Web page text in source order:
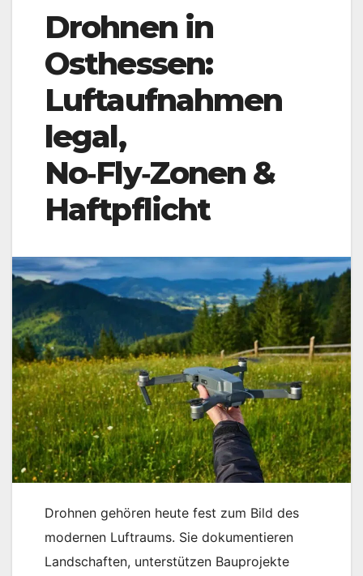
Drohnen in
Osthessen:
Luftaufnahmen
legal,
No‑Fly‑Zonen &
Haftpflicht
Drohnen gehören heute fest zum Bild des
modernen Luftraums. Sie dokumentieren
Landschaften, unterstützen Bauprojekte